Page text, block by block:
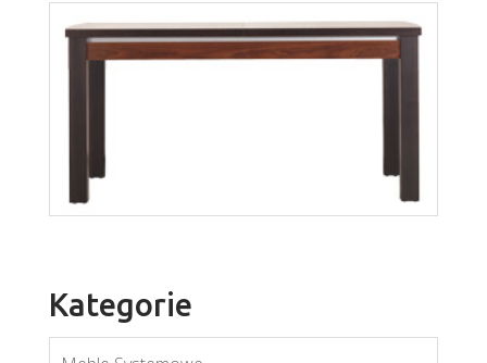
Kategorie